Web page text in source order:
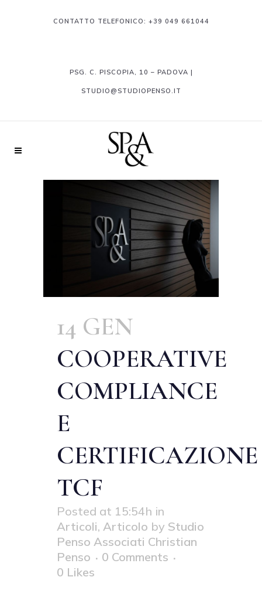
CONTATTO TELEFONICO: +39 049 661044
PSG. C. PISCOPIA, 10 – PADOVA |
STUDIO@STUDIOPENSO.IT
14 GEN
COOPERATIVE
COMPLIANCE
E
CERTIFICAZIONE
TCF
Posted at 15:54h in
Articoli, Articolo by Studio
Penso Associati Christian
Penso
0 Comments
0 Likes